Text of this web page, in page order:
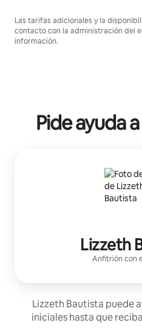
Las tarifas adicionales y la
contacto con la administración del
información.
Pide ayuda
Lizzeth
Anfitrión con
Lizzeth Bautista puede
iniciales hasta que